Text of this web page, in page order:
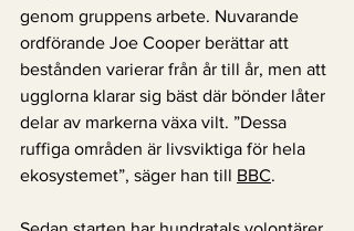
genom gruppens arbete. Nuvarande
ordförande Joe Cooper berättar att
bestånden varierar från år till år, men att
ugglorna klarar sig bäst där bönder låter
delar av markerna växa vilt. ”Dessa
ruffiga områden är livsviktiga för hela
ekosystemet”, säger han till BBC.